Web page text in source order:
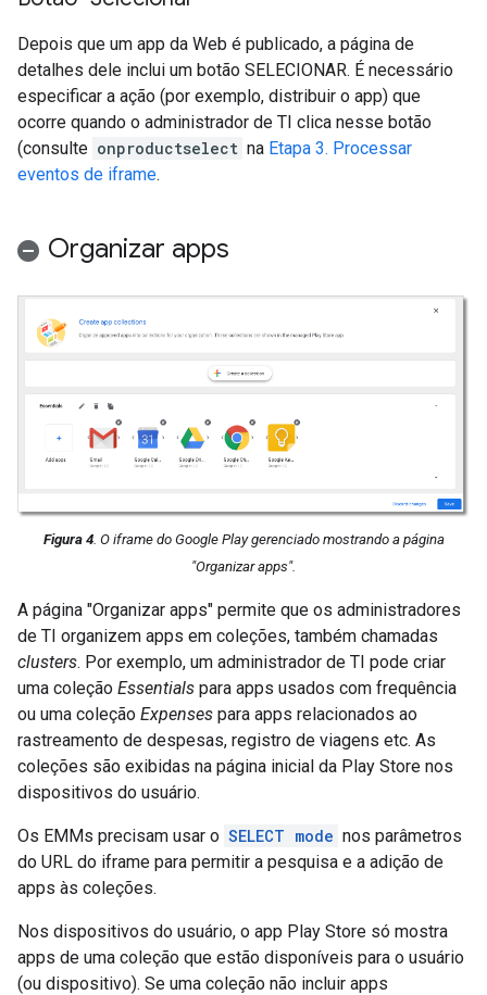
Depois que um app da Web é publicado, a página de
detalhes dele inclui um botão SELECIONAR. É necessário
especificar a ação (por exemplo, distribuir o app) que
ocorre quando o administrador de TI clica nesse botão
(consulte onproductselect na Etapa 3. Processar
eventos de iframe.
Organizar apps
Figura 4. O iframe do Google Play gerenciado mostrando a página
"Organizar apps".
A página "Organizar apps" permite que os administradores
de TI organizem apps em coleções, também chamadas
clusters. Por exemplo, um administrador de TI pode criar
uma coleção Essentials para apps usados com frequência
ou uma coleção Expenses para apps relacionados ao
rastreamento de despesas, registro de viagens etc. As
coleções são exibidas na página inicial da Play Store nos
dispositivos do usuário.
Os EMMs precisam usar o SELECT mode nos parâmetros
do URL do iframe para permitir a pesquisa e a adição de
apps às coleções.
Nos dispositivos do usuário, o app Play Store só mostra
apps de uma coleção que estão disponíveis para o usuário
(ou dispositivo). Se uma coleção não incluir apps